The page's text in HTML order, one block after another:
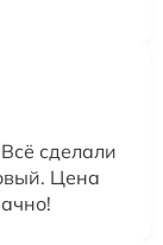
сделали
Цена